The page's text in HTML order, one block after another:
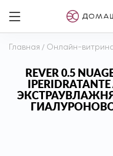
Главная / Онлайн-
REVER 0.5